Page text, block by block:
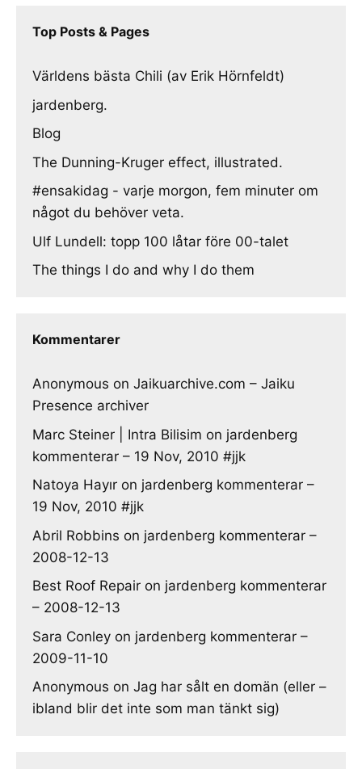
Top Posts & Pages
Världens bästa Chili (av Erik Hörnfeldt)
jardenberg.
Blog
The Dunning-Kruger effect, illustrated.
#ensakidag - varje morgon, fem minuter om
något du behöver veta.
Ulf Lundell: topp 100 låtar före 00-talet
The things I do and why I do them
Kommentarer
Anonymous on Jaikuarchive.com – Jaiku
Presence archiver
Marc Steiner | Intra Bilisim on jardenberg
kommenterar – 19 Nov, 2010 #jjk
Natoya Hayır on jardenberg kommenterar –
19 Nov, 2010 #jjk
Abril Robbins on jardenberg kommenterar –
2008-12-13
Best Roof Repair on jardenberg kommenterar
– 2008-12-13
Sara Conley on jardenberg kommenterar –
2009-11-10
Anonymous on Jag har sålt en domän (eller –
ibland blir det inte som man tänkt sig)